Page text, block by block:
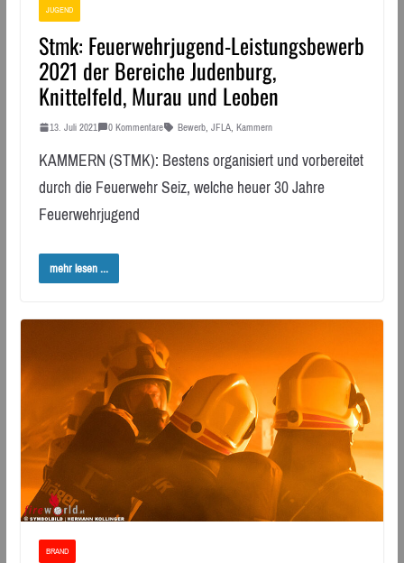
JUGEND
Stmk: Feuerwehrjugend-Leistungsbewerb
2021 der Bereiche Judenburg,
Knittelfeld, Murau und Leoben
13. Juli 2021 0 Kommentare Bewerb, JFLA, Kammern
KAMMERN (STMK): Bestens organisiert und vorbereitet
durch die Feuerwehr Seiz, welche heuer 30 Jahre
Feuerwehrjugend
mehr lesen ...
BRAND